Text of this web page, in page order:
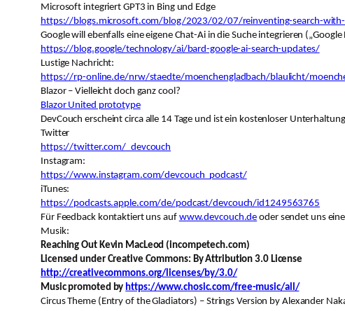
Microsoft integriert GPT3 in Bing und Edge
https://blogs.microsoft.com/blog/2023/02/07/reinventing-search-
Google will ebenfalls eine eigene Chat-Ai in die Suche integrieren („Google
https://blog.google/technology/ai/bard-google-ai-search-updates/
Lustige Nachricht:
https://rp-online.de/nrw/staedte/moenchengladbach/blaulicht/
Blazor – Vielleicht doch ganz cool?
Blazor United prototype
DevCouch erscheint circa alle 14 Tage und ist ein kostenloser
Twitter
https://twitter.com/_devcouch
Instagram:
https://www.instagram.com/devcouch_podcast/
iTunes:
https://podcasts.apple.com/de/podcast/devcouch/id1249563765
Für Feedback kontaktiert uns auf www.devcouch.de oder sendet uns
Musik:
Reaching Out Kevin MacLeod (incompetech.com)
Licensed under Creative Commons: By Attribution 3.0 License
http://creativecommons.org/licenses/by/3.0/
Music promoted by https://www.chosic.com/free-music/all/
Circus Theme (Entry of the Gladiators) – Strings Version by Alexander